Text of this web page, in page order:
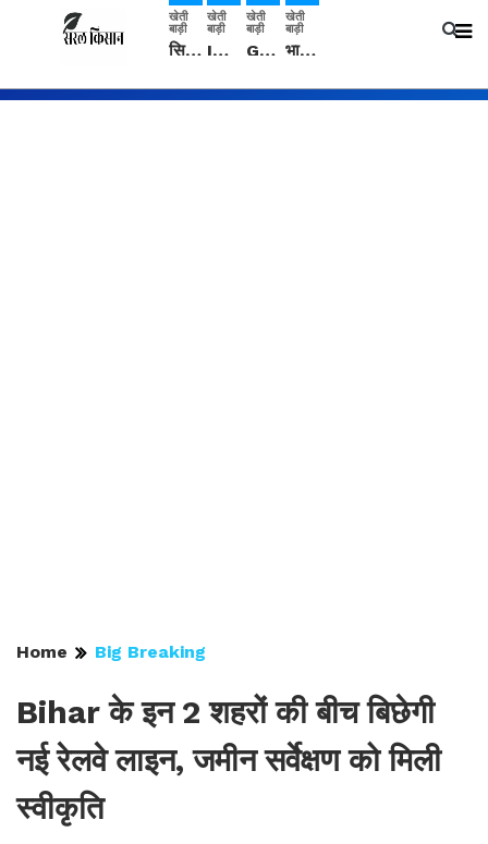
खेती
बाड़ी
सिरसा: कृषि विज्ञान केंद्र की बैठक में फसल बीमा विधि कारण व कृषि उद्यमिता बढ़ावा देने पर चर्चा
खेती
बाड़ी
IMD: राजस्थान में प्री-मानसून की सामान्य से 74% अधिक बारिश, दस्तक में देरी और मानसून कमजोर रहेगा
खेती
बाड़ी
Guar Ka Rate: ग्वार के भाव में हल्की बढ़ोतरी, बढ़ सकता है बुवाई का रकबा
खेती
बाड़ी
भारत में 29 मई से शुरु होगी प्री-मानसून बारिश, ECMWF विदेशी मौसम एजेंसी का पूर्वानुमान
Home Big Breaking
Bihar के इन 2 शहरों की बीच बिछेगी
नई रेलवे लाइन, जमीन सर्वेक्षण को मिली
स्वीकृति